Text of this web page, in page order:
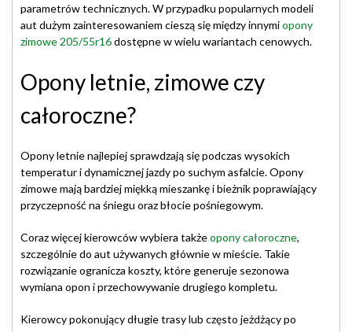
parametrów technicznych. W przypadku popularnych modeli
aut dużym zainteresowaniem cieszą się między innymiopony
zimowe 205/55r16dostępne w wielu wariantach cenowych.
Opony letnie, zimowe czy
całoroczne?
Opony letnie najlepiej sprawdzają się podczas wysokich
temperatur i dynamicznej jazdy po suchym asfalcie. Opony
zimowe mają bardziej miękką mieszankę i bieżnik poprawiający
przyczepność na śniegu oraz błocie pośniegowym.
Coraz więcej kierowców wybiera takżeopony całoroczne,
szczególnie do aut używanych głównie w mieście. Takie
rozwiązanie ogranicza koszty, które generuje sezonowa
wymiana opon i przechowywanie drugiego kompletu.
Kierowcy pokonujący długie trasy lub często jeżdżący po